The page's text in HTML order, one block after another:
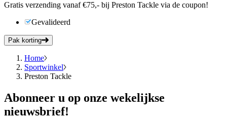
Gratis verzending vanaf €75,- bij Preston Tackle via de coupon!
Gevalideerd
Pak korting
Home
Sportwinkel
Preston Tackle
Abonneer u op onze wekelijkse
nieuwsbrief!